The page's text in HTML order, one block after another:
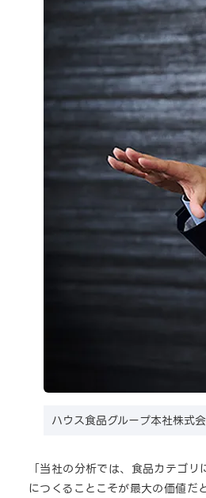
ハウス食品グループ本社株式
「当社の分析では、食品カテゴ
につくることこそが最大の価値